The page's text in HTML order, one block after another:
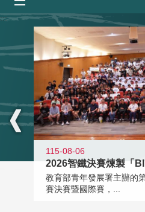
:::
115-08-06
2026智鐵決賽煉製「
教育部青年發展署主辦的
賽決賽暨國際賽，...